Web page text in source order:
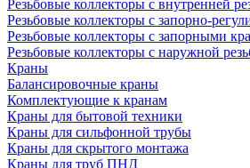
Резьбовые коллекторы с внутренней
Резьбовые коллекторы с запорно-
Резьбовые коллекторы с запорными
Резьбовые коллекторы с наружной
Краны
Балансировочные краны
Комплектующие к кранам
Краны для бытовой техники
Краны для сильфонной трубы
Краны для скрытого монтажа
Краны для труб ПНД